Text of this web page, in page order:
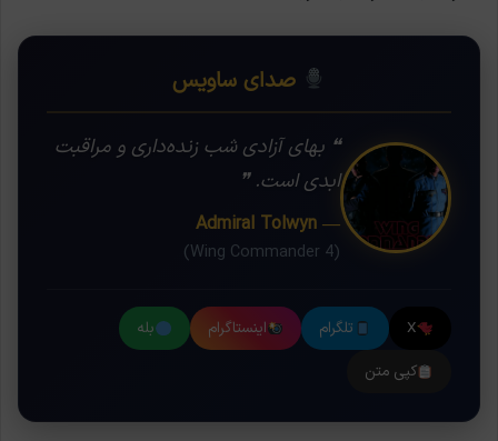
صدای ساویس
❝ بهای آزادی شب زنده‌داری و مراقبت
ابدی است. ❞
— Admiral Tolwyn
(Wing Commander 4)
X تلگرام اینستاگرام
بله
کپی متن